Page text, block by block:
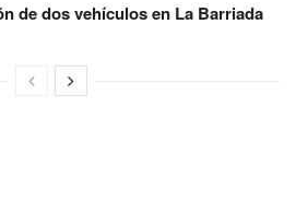
de dos vehículos en La Barriada